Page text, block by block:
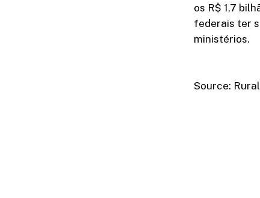
os R$ 1,7
federais ter
ministérios.
Source: Rural